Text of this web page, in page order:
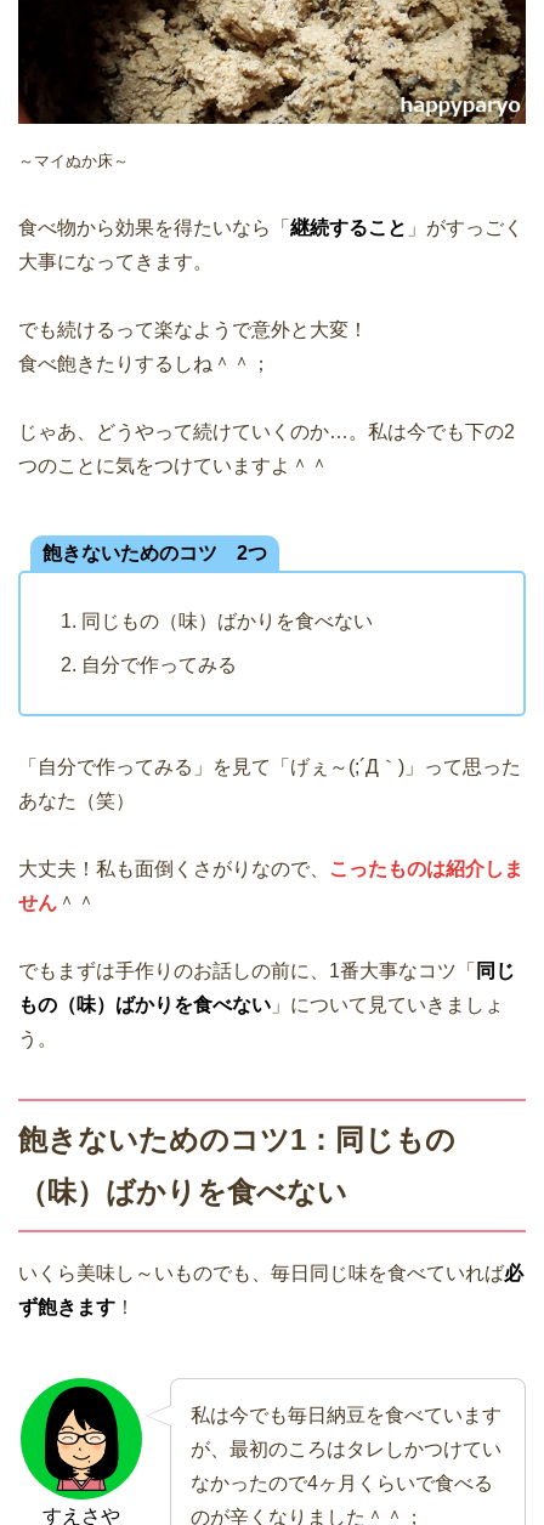
～マイぬか床～
食べ物から効果を得たいなら「 継続すること 」がすっごく
大事になってきます。
でも続けるって楽なようで意外と大変！
食べ飽きたりするしね＾＾；
じゃあ、どうやって続けていくのか…。私は今でも下の2
つのことに気をつけていますよ＾＾
飽きないためのコツ 2つ
同じもの（味）ばかりを食べない
自分で作ってみる
「自分で作ってみる」を見て「げぇ～(;´Д｀)」って思った
あなた（笑）
大丈夫！私も面倒くさがりなので、
こったものは紹介しま
せん ＾＾
でもまずは手作りのお話しの前に、1番大事なコツ「 同じ
もの（味）ばかりを食べない 」について見ていきましょ
う。
飽きないためのコツ1：同じもの
（味）ばかりを食べない
いくら美味し～いものでも、毎日同じ味を食べていれば必
ず飽きます ！
すえさや
私は今でも毎日納豆を食べています
が、最初のころはタレしかつけてい
なかったので4ヶ月くらいで食べる
のが辛くなりました＾＾；